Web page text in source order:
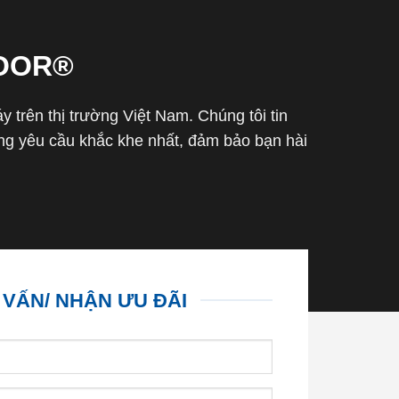
trên thị trường Việt Nam. Chúng tôi tin
yêu cầu khắc khe nhất, đảm bảo bạn hài
NHẬN ƯU ĐÃI